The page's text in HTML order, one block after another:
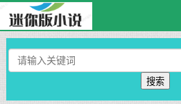
搜索